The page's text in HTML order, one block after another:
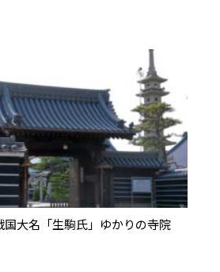
国大名「生駒氏」ゆかりの寺院